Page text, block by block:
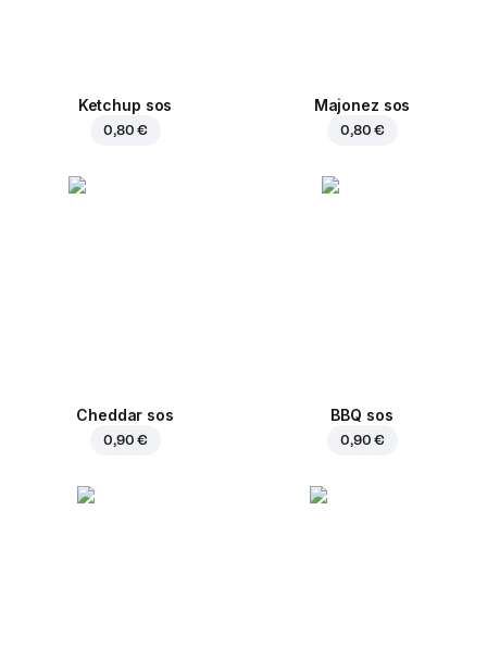
Ketchup sos
0,80 €
Majonez sos
0,80 €
Cheddar sos
0,90 €
BBQ sos
0,90 €